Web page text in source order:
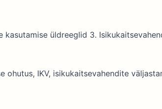
kasutamise üldreeglid 3.
ohutus, IKV, isikukaitsevahendite